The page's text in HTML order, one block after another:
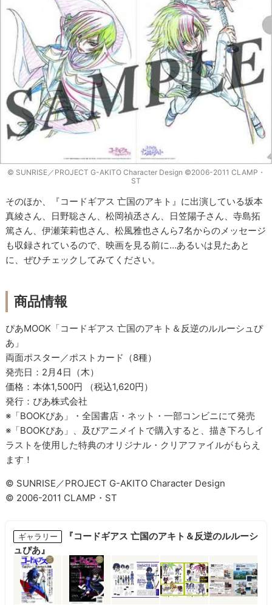
© SUNRISE／PROJECT G-AKITO Character Design ©2006-2011 CLAMP・
ST
そのほか、『コードギアス 亡国のアキト』に出演している坂本
真綾さん、日野聡さん、松岡禎丞さん、日笠陽子さん、寺島拓
篤さん、伊瀬茉莉也さん、松風雅也さんら7名からのメッセージ
も収録されているので、映画を見る前に…あるいは見たあと
に、ぜひチェックしてみてください。
商品情報
ぴあMOOK「コードギアス 亡国のアキト＆反逆のルルーシュぴ
あ」
両面ポスター／ポストカード（8種）
発売日：2月4日（木）
価格：本体1,500円 （税込1,620円）
発行：ぴあ株式会社
※「BOOKぴあ」・全国書店・ネット・一部コンビニにて発売
※「BOOKぴあ」、及びアニメイトで購入すると、描き下ろしイ
ラストを使用した特典のオリジナル・クリアファイルがもらえ
ます！
© SUNRISE／PROJECT G-AKITO Character Design
© 2006-2011 CLAMP・ST
ギャラリー
『コードギアス 亡国のアキト＆反逆のルルーシ
ュぴあ』